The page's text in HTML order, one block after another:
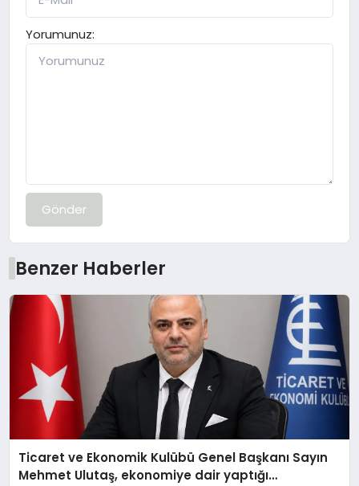
Yorumunuz:
Gönder
Benzer Haberler
Ticaret ve Ekonomik Kulübü Genel Başkanı Sayın
Mehmet Ulutaş, ekonomiye dair yaptığı